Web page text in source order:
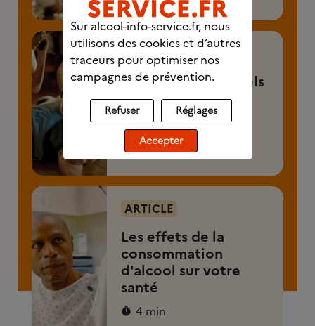
ARTICLE
Alcool et fête : quels
sont les risques ?
3 min 30
Découvrez l'article
ARTICLE
Les effets de la
consommation
d'alcool sur votre
santé
4 min
Sur alcool-info-service.fr, nous
utilisons des cookies et d’autres
traceurs pour optimiser nos
campagnes de prévention.
Refuser Réglages
Accepter